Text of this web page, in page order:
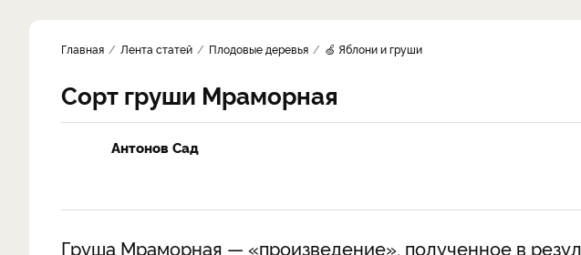
Главная Лента статей Плодовые деревья 🍏 Яблони и груши
Сорт груши Мраморная
Антонов Сад
Груша Мраморная — «произведение», полученное в